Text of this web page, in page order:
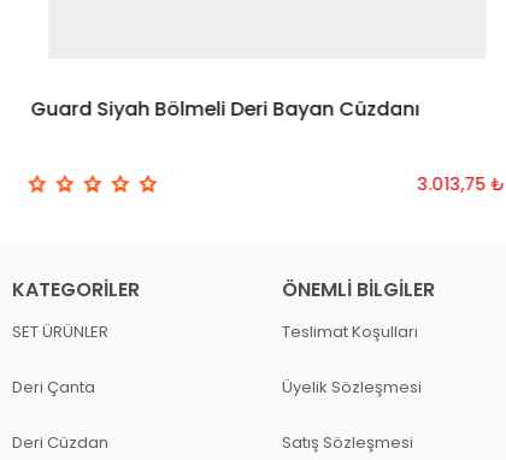
SEPETE EKLE
Guard Siyah Bölmeli Deri Bayan Cüzdanı
3.013,75 ₺
KATEGORILER
SET ÜRÜNLER
Deri Çanta
Deri Cüzdan
ÖNEMLI BILGILER
Teslimat Koşulları
Üyelik Sözleşmesi
Satış Sözleşmesi